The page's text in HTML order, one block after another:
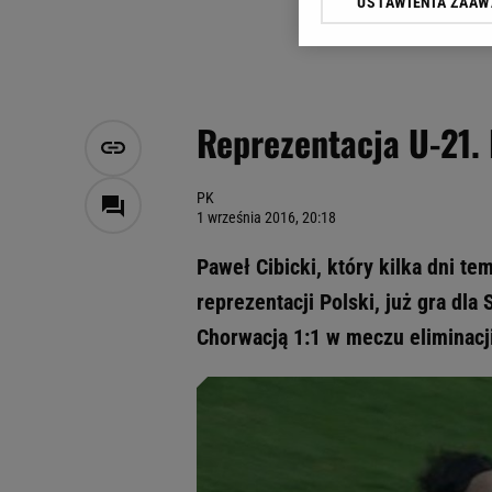
Reprezentacja U-
PK
1 września 2016, 20:18
Paweł Cibicki, który kilka dni
reprezentacji Polski, już gra dla
Chorwacją 1:1 w meczu
Klikając „Akceptuję”
Zaufanych Partnerów i
My, nasi Zaufani
badnie odbiorców i